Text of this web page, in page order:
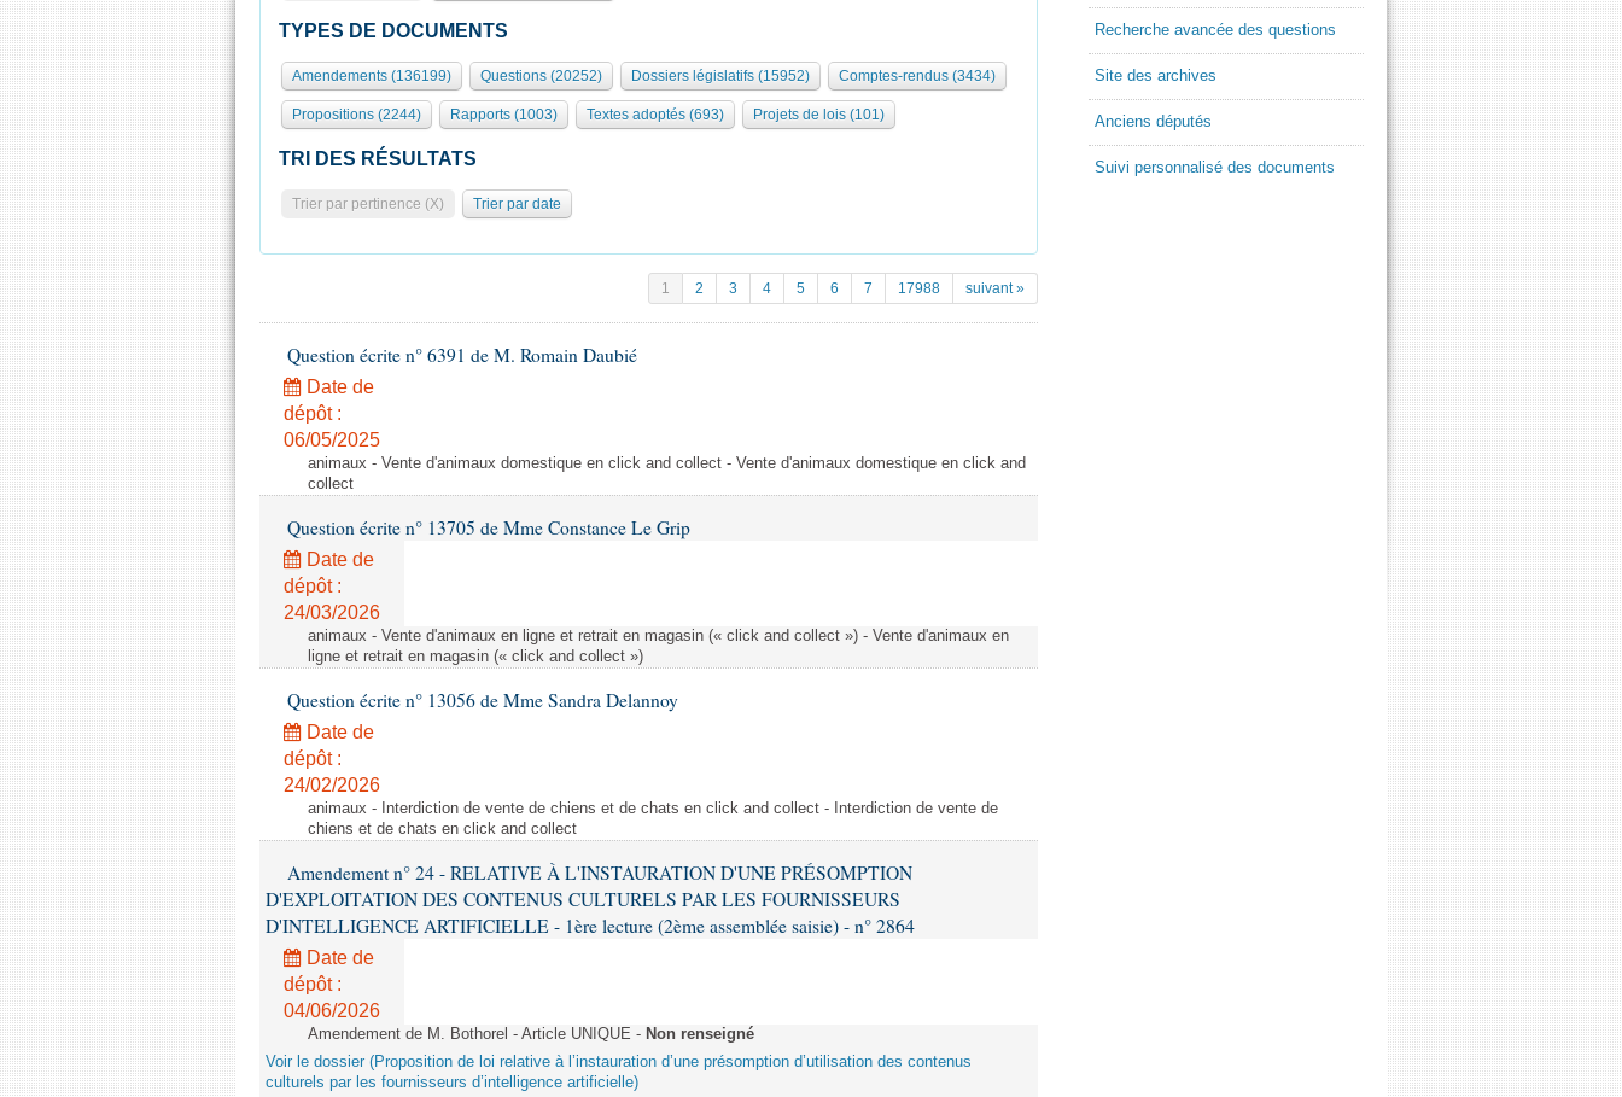
TYPES DE DOCUMENTS
Amendements (136199) Questions (20252) Dossiers législatifs (15952) Comptes-rendus (3434)
Propositions (2244) Rapports (1003) Textes adoptés (693) Projets de lois (101)
TRI DES RÉSULTATS
Trier par pertinence (X) Trier par date
1 2 3 4 5 6 7 17988 suivant »
Question écrite n° 6391 de M. Romain Daubié
Date de
dépôt :
06/05/2025
animaux - Vente d'animaux domestique en click and collect - Vente d'animaux domestique en click and
collect
Question écrite n° 13705 de Mme Constance Le Grip
Date de
dépôt :
24/03/2026
animaux - Vente d'animaux en ligne et retrait en magasin (« click and collect ») - Vente d'animaux en
ligne et retrait en magasin (« click and collect »)
Question écrite n° 13056 de Mme Sandra Delannoy
Date de
dépôt :
24/02/2026
animaux - Interdiction de vente de chiens et de chats en click and collect - Interdiction de vente de
chiens et de chats en click and collect
Amendement n° 24 - RELATIVE À L'INSTAURATION D'UNE PRÉSOMPTION
D'EXPLOITATION DES CONTENUS CULTURELS PAR LES FOURNISSEURS
D'INTELLIGENCE ARTIFICIELLE - 1ère lecture (2ème assemblée saisie) - n° 2864
Date de
dépôt :
04/06/2026
Amendement de M. Bothorel - Article UNIQUE - Non renseigné
Voir le dossier (Proposition de loi relative à l’instauration d’une présomption d’utilisation des contenus
culturels par les fournisseurs d’intelligence artificielle)
Recherche avancée des questions
Site des archives
Anciens députés
Suivi personnalisé des documents